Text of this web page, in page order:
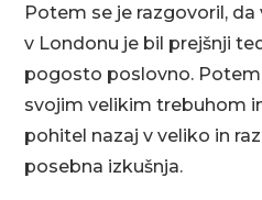
Potem se je razgovoril,
v Londonu je bil prejšnji
pogosto poslovno.
svojim velikim trebuhom
pohitel nazaj v veliko in
posebna izkušnja.